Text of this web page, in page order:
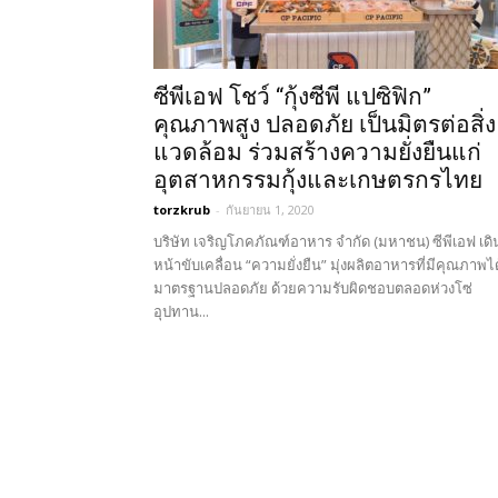
ซีพีเอฟ โชว์ “กุ้งซีพี แปซิฟิก”
คุณภาพสูง ปลอดภัย เป็นมิตรต่อสิ่ง
แวดล้อม ร่วมสร้างความยั่งยืนแก่
อุตสาหกรรมกุ้งและเกษตรกรไทย
torzkrub - กันยายน 1, 2020
บริษัท เจริญโภคภัณฑ์อาหาร จำกัด (มหาชน) ซีพีเอฟ เดิ
หน้าขับเคลื่อน “ความยั่งยืน” มุ่งผลิตอาหารที่มีคุณภาพไ
มาตรฐานปลอดภัย ด้วยความรับผิดชอบตลอดห่วงโซ่
อุปทาน...